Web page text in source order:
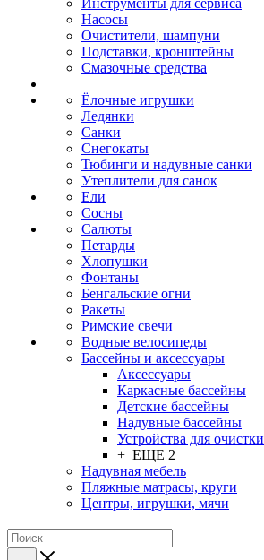
Инструменты для сервиса
Насосы
Очистители, шампуни
Подставки, кронштейны
Смазочные средства
Ёлочные игрушки
Ледянки
Санки
Снегокаты
Тюбинги и надувные санки
Утеплители для санок
Ели
Сосны
Салюты
Петарды
Хлопушки
Фонтаны
Бенгальские огни
Ракеты
Римские свечи
Водные велосипеды
Бассейны и аксессуары
Аксессуары
Каркасные бассейны
Детские бассейны
Надувные бассейны
Устройства для очистки
+ ЕЩЕ 2
Надувная мебель
Пляжные матрасы, круги
Центры, игрушки, мячи